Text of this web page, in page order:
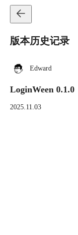
版本历史记录
Edward
LoginWeen 0.1.0
2025.11.03